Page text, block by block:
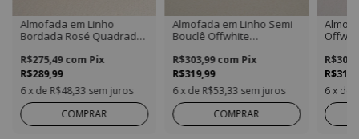
Almofada em Linho
Bordada Rosé Quadrada
R$289,99
R$275,49com Pix
6x de R$48,33 sem juros
COMPRAR
Almofada em Linho Semi
Bouclê Offwhite
em Vivo
R$319,99
R$303,99com Pix
6x de R$53,33 sem juros
COMPRAR
6 x de